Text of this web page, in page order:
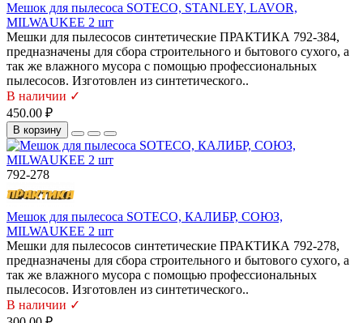
Мешок для пылесоса SOTECO, STANLEY, LAVOR,
MILWAUKEE 2 шт
Мешки для пылесосов синтетические ПРАКТИКА 792-384,
предназначены для сбора строительного и бытового сухого, а
так же влажного мусора с помощью профессиональных
пылесосов. Изготовлен из синтетического..
В наличии ✓
450.00 ₽
В корзину
792-278
Мешок для пылесоса SOTECO, КАЛИБР, СОЮЗ,
MILWAUKEE 2 шт
Мешки для пылесосов синтетические ПРАКТИКА 792-278,
предназначены для сбора строительного и бытового сухого, а
так же влажного мусора с помощью профессиональных
пылесосов. Изготовлен из синтетического..
В наличии ✓